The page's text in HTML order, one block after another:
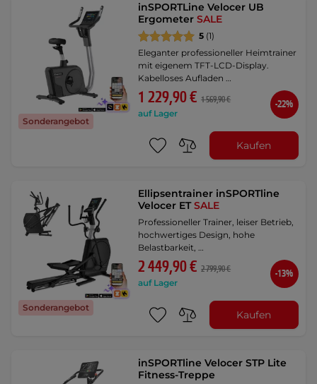
Sonderangebot
inSPORTLine Velocer UB
ErgometerSALE
5 (1)
Eleganter professioneller Heimtrainer
mit eigenem TFT-LCD-Display.
Kabelloses Aufladen …
1 229,90 € 1 569,90 €
auf Lager
-22%
Kaufen
Sonderangebot
Ellipsentrainer inSPORTline
Velocer ETSALE
Professioneller Trainer, leiser Betrieb,
hochwertiges Design, hohe
Belastbarkeit, …
2 449,90 € 2 799,90 €
auf Lager
-13%
Kaufen
inSPORTline Velocer STP Lite
Fitness-Treppe